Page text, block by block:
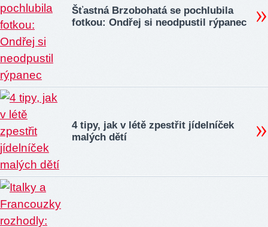
Šťastná Brzobohatá se pochlubila
fotkou: Ondřej si neodpustil rýpanec
4 tipy, jak v létě zpestřit jídelníček
malých dětí